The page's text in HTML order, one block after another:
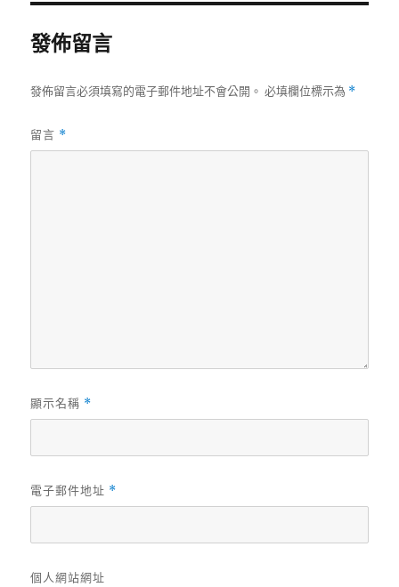
發佈留言
發佈留言必須填寫的電子郵件地址不會公開。 必填欄位標示為 *
留言 *
顯示名稱 *
電子郵件地址 *
個人網站網址